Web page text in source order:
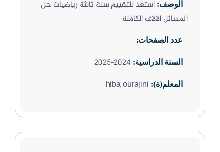
الوصف: استعد للتقييم سنة ثالثة رياضيات حل
المسائل الالاف الكاملة
عدد الصفحات:
السنة الدراسية: 2024-2025
المعلم(ة): hiba ourajini